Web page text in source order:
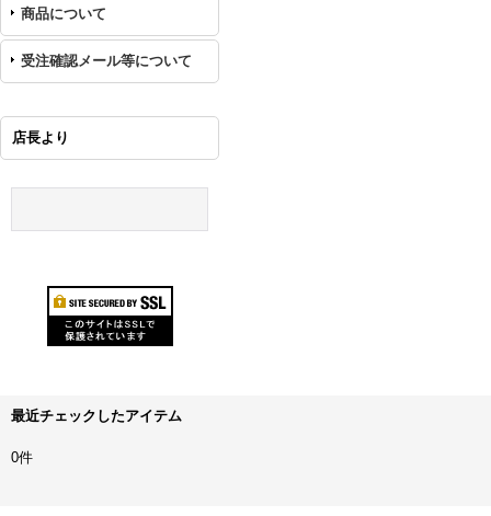
商品について
受注確認メール等について
店長より
最近チェックしたアイテム
0件